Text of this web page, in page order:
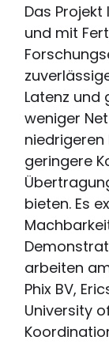
Das Projekt
und mit
Latenz und
weniger
niedrigeren
geringere
bieten. Es
arbeiten
Phix BV,
University